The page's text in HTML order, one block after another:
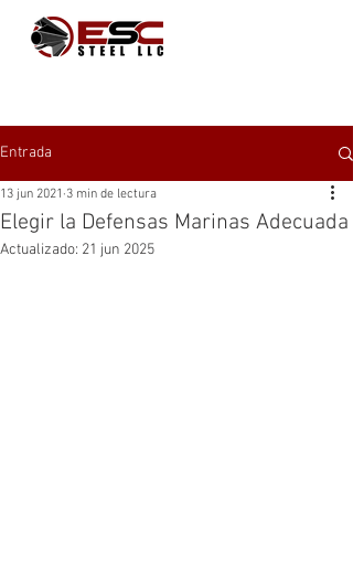
Entrada
Elegir la Defensas Marinas Adecuada
13 jun 2021 3 min de lectura
Actualizado: 21 jun 2025